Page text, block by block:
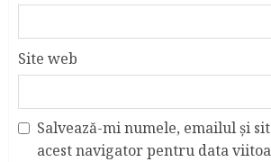
Site web
Salvează-mi numele, emailul și
acest navigator pentru data